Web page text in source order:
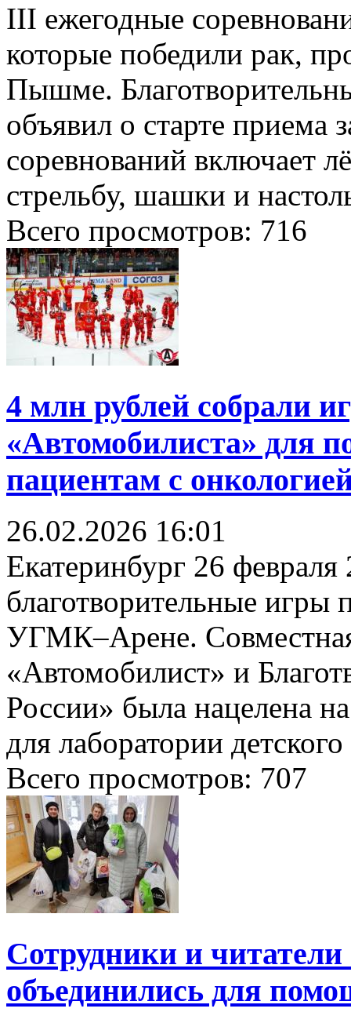
III ежегодные
которые победили рак,
Пышме.
объявил о старте приема
соревнований включает
стрельбу, шашки и
Всего просмотров: 716
4 млн рублей собрали
«Автомобилиста» для
пациентам с
26.02.2026 16:01
Екатеринбург 26 февраля
благотворительные
УГМК–Арене.
«Автомобилист» и
России» была нацелена
для лаборатории
Всего просмотров: 707
Сотрудники и
объединились для